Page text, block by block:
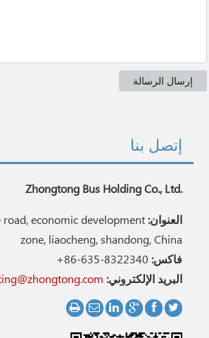
إتصل بنا
Zhongtong Bus Holding Co., Ltd.
العنوان: economic development
zone, liaocheng, shandong, China
فاكس: +86-635-8322340
البريد الإلكتروني: